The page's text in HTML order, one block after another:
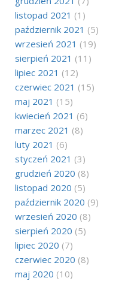
listopad 2021 (1)
październik 2021 (5)
wrzesień 2021 (19)
sierpień 2021 (11)
lipiec 2021 (12)
czerwiec 2021 (15)
maj 2021 (15)
kwiecień 2021 (6)
marzec 2021 (8)
luty 2021 (6)
styczeń 2021 (3)
grudzień 2020 (8)
listopad 2020 (5)
październik 2020 (9)
wrzesień 2020 (8)
sierpień 2020 (5)
lipiec 2020 (7)
czerwiec 2020 (8)
maj 2020 (10)